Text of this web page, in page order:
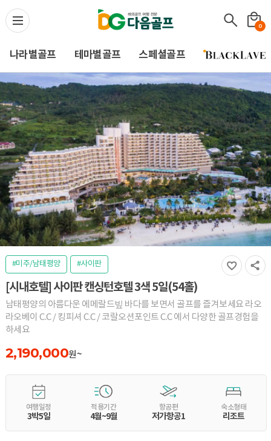
다음골프(Daum Golf) -
0
나라별골프 테마별골프 스페셜골프
#미주/남태평양 #사이판
[시내호텔] 사이판 캔싱턴호텔 3색 5일(54홀)
남태평양의 아름다운 에메랄드빞 바다를 보면서 골프를 즐겨보세요 라오
라오베이 C.C / 킹피셔 C.C / 코랄오션포인트 C.C 에서 다양한 골프경험을
하세요
2,190,000원~
여행일정
3박5일
적용기간
4월~9월
항공편
저가항공1
숙소형태
리조트